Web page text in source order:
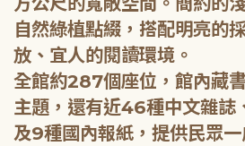
自然綠植點綴，搭配明亮的
放、宜人的閱讀環境。
全館約287個座位，館內藏
主題，還有近46種中文雜誌
及9種國內報紙，提供民眾